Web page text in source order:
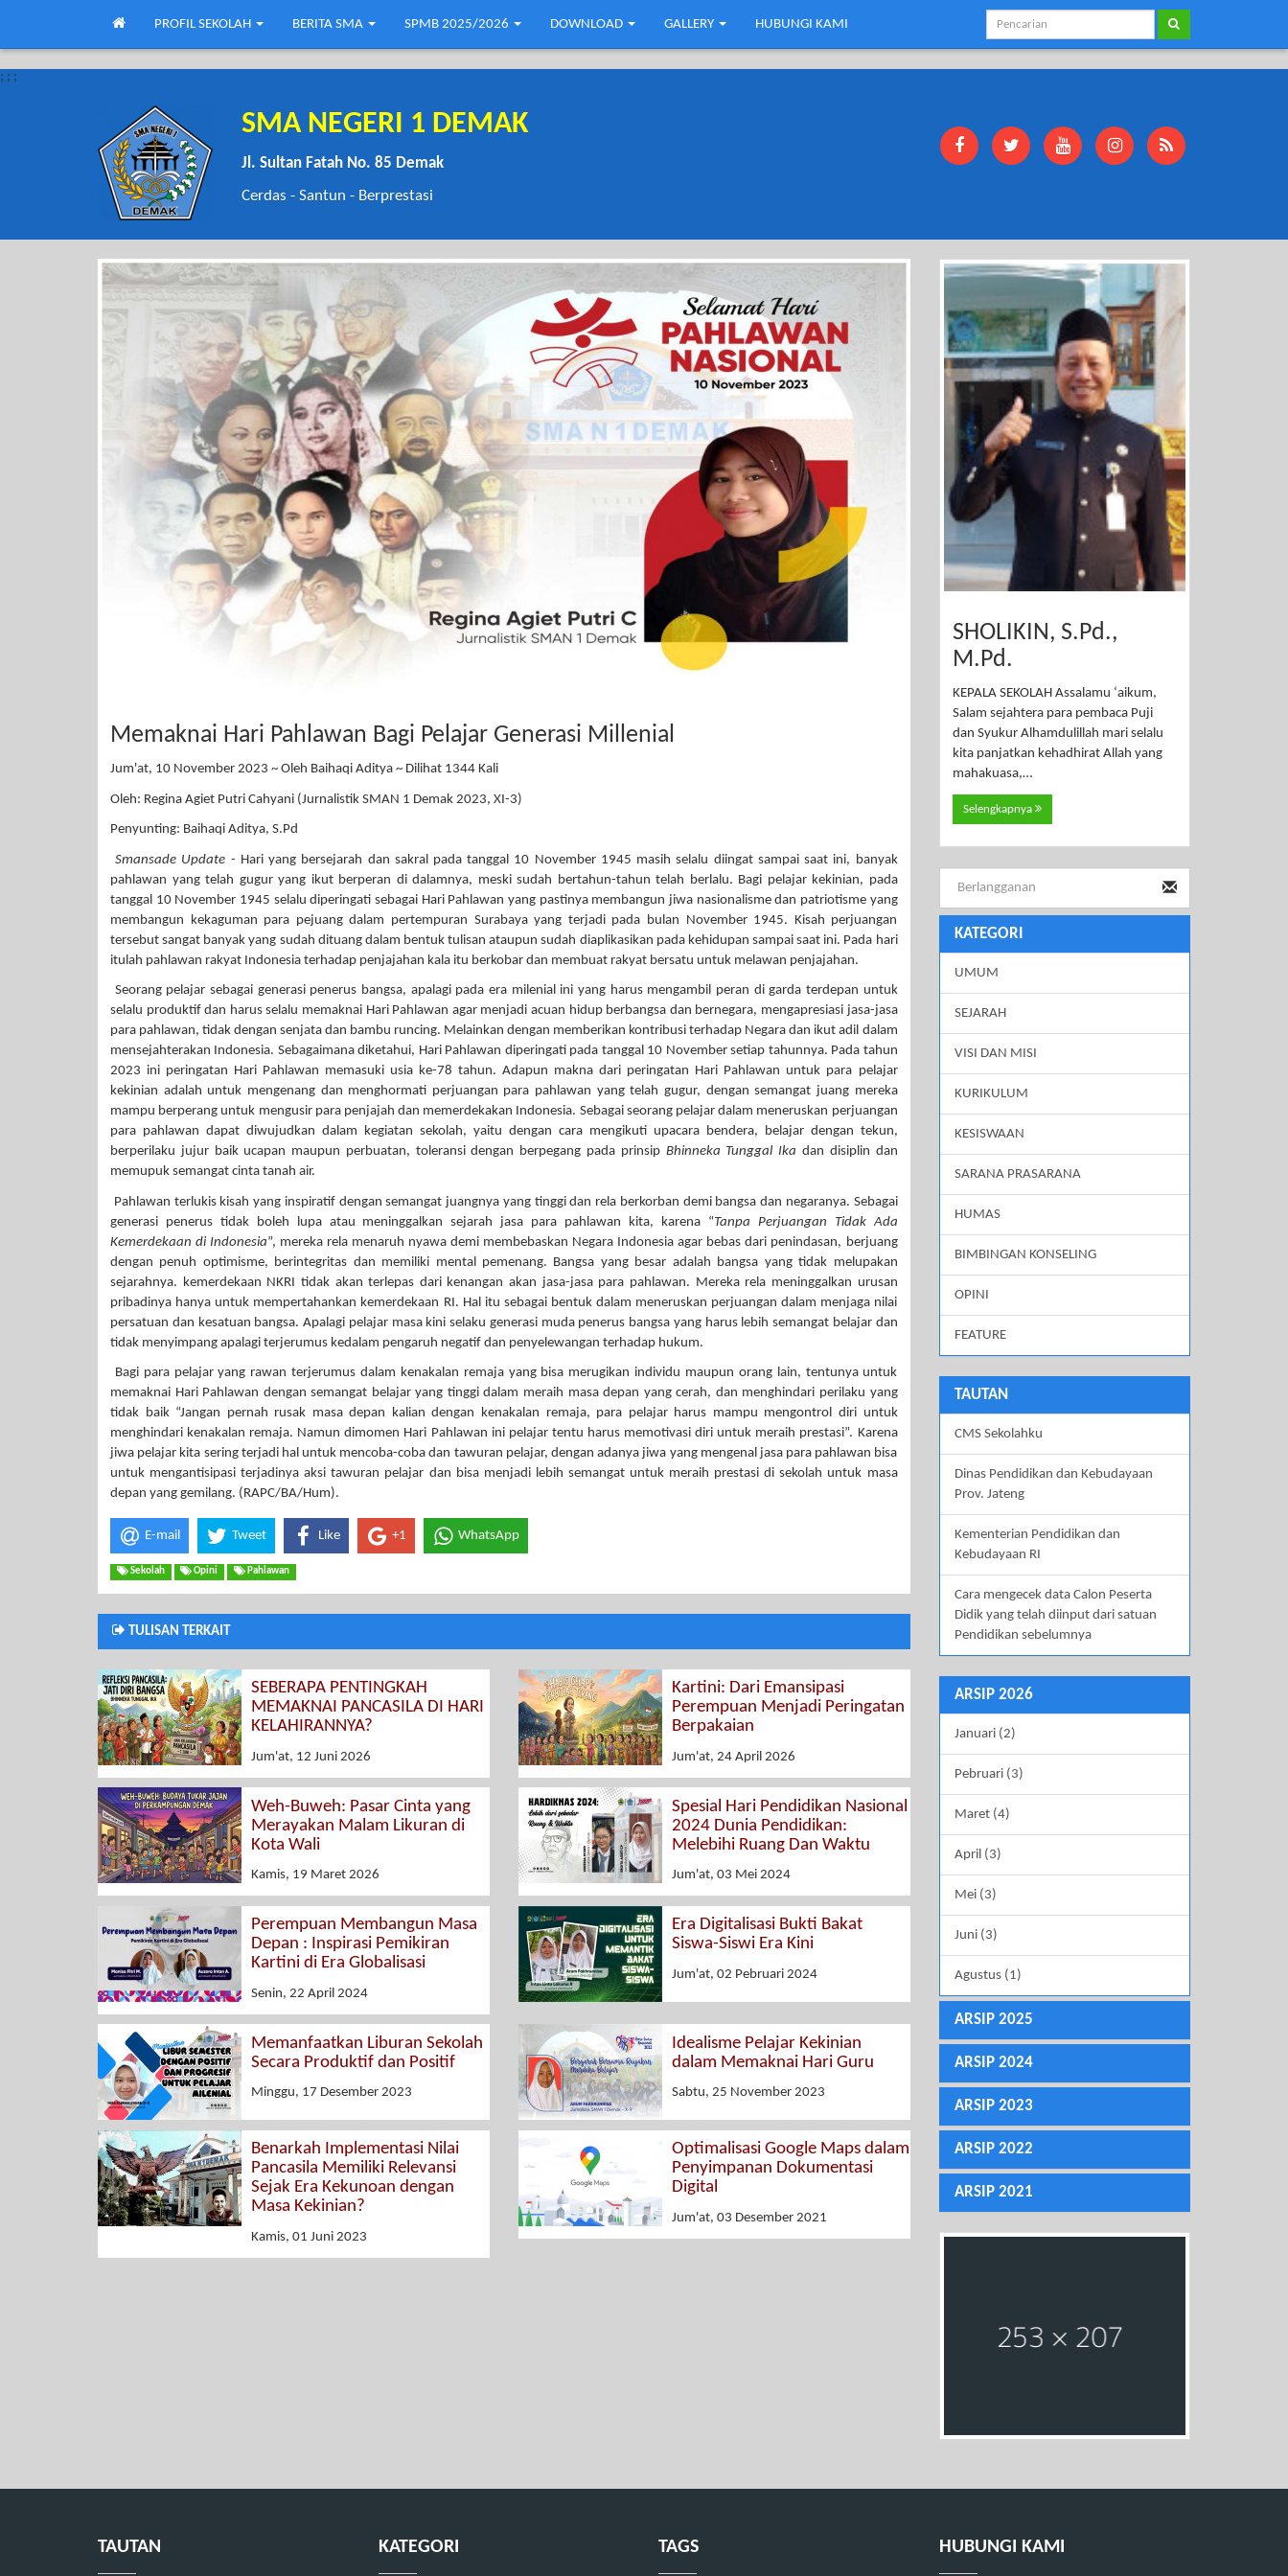
; ; ;
PROFIL SEKOLAH BERITA SMA SPMB 2025/2026 DOWNLOAD GALLERY HUBUNGI KAMI
SMA NEGERI 1 DEMAK
Jl. Sultan Fatah No. 85 Demak
Cerdas - Santun - Berprestasi
Memaknai Hari Pahlawan Bagi Pelajar Generasi Millenial
Jum'at, 10 November 2023 ~ Oleh Baihaqi Aditya ~ Dilihat 1344 Kali
Oleh: Regina Agiet Putri Cahyani (Jurnalistik SMAN 1 Demak 2023, XI-3)
Penyunting: Baihaqi Aditya, S.Pd
Smansade Update - Hari yang bersejarah dan sakral pada tanggal 10 November 1945 masih selalu diingat sampai saat ini, banyak
pahlawan yang telah gugur yang ikut berperan di dalamnya, meski sudah bertahun-tahun telah berlalu. Bagi pelajar kekinian, pada
tanggal 10 November 1945 selalu diperingati sebagai Hari Pahlawan yang pastinya membangun jiwa nasionalisme dan patriotisme yang
membangun kekaguman para pejuang dalam pertempuran Surabaya yang terjadi pada bulan November 1945. Kisah perjuangan
tersebut sangat banyak yang sudah dituang dalam bentuk tulisan ataupun sudah diaplikasikan pada kehidupan sampai saat ini. Pada hari
itulah pahlawan rakyat Indonesia terhadap penjajahan kala itu berkobar dan membuat rakyat bersatu untuk melawan penjajahan.
Seorang pelajar sebagai generasi penerus bangsa, apalagi pada era milenial ini yang harus mengambil peran di garda terdepan untuk
selalu produktif dan harus selalu memaknai Hari Pahlawan agar menjadi acuan hidup berbangsa dan bernegara, mengapresiasi jasa-jasa
para pahlawan, tidak dengan senjata dan bambu runcing. Melainkan dengan memberikan kontribusi terhadap Negara dan ikut adil dalam
mensejahterakan Indonesia. Sebagaimana diketahui, Hari Pahlawan diperingati pada tanggal 10 November setiap tahunnya. Pada tahun
2023 ini peringatan Hari Pahlawan memasuki usia ke-78 tahun. Adapun makna dari peringatan Hari Pahlawan untuk para pelajar
kekinian adalah untuk mengenang dan menghormati perjuangan para pahlawan yang telah gugur, dengan semangat juang mereka
mampu berperang untuk mengusir para penjajah dan memerdekakan Indonesia. Sebagai seorang pelajar dalam meneruskan perjuangan
para pahlawan dapat diwujudkan dalam kegiatan sekolah, yaitu dengan cara mengikuti upacara bendera, belajar dengan tekun,
berperilaku jujur baik ucapan maupun perbuatan, toleransi dengan berpegang pada prinsip Bhinneka Tunggal Ika dan disiplin dan
memupuk semangat cinta tanah air.
Pahlawan terlukis kisah yang inspiratif dengan semangat juangnya yang tinggi dan rela berkorban demi bangsa dan negaranya. Sebagai
generasi penerus tidak boleh lupa atau meninggalkan sejarah jasa para pahlawan kita, karena “Tanpa Perjuangan Tidak Ada
Kemerdekaan di Indonesia”, mereka rela menaruh nyawa demi membebaskan Negara Indonesia agar bebas dari penindasan, berjuang
dengan penuh optimisme, berintegritas dan memiliki mental pemenang. Bangsa yang besar adalah bangsa yang tidak melupakan
sejarahnya. kemerdekaan NKRI tidak akan terlepas dari kenangan akan jasa-jasa para pahlawan. Mereka rela meninggalkan urusan
pribadinya hanya untuk mempertahankan kemerdekaan RI. Hal itu sebagai bentuk dalam meneruskan perjuangan dalam menjaga nilai
persatuan dan kesatuan bangsa. Apalagi pelajar masa kini selaku generasi muda penerus bangsa yang harus lebih semangat belajar dan
tidak menyimpang apalagi terjerumus kedalam pengaruh negatif dan penyelewangan terhadap hukum.
Bagi para pelajar yang rawan terjerumus dalam kenakalan remaja yang bisa merugikan individu maupun orang lain, tentunya untuk
memaknai Hari Pahlawan dengan semangat belajar yang tinggi dalam meraih masa depan yang cerah, dan menghindari perilaku yang
tidak baik “Jangan pernah rusak masa depan kalian dengan kenakalan remaja, para pelajar harus mampu mengontrol diri untuk
menghindari kenakalan remaja. Namun dimomen Hari Pahlawan ini pelajar tentu harus memotivasi diri untuk meraih prestasi”. Karena
jiwa pelajar kita sering terjadi hal untuk mencoba-coba dan tawuran pelajar, dengan adanya jiwa yang mengenal jasa para pahlawan bisa
untuk mengantisipasi terjadinya aksi tawuran pelajar dan bisa menjadi lebih semangat untuk meraih prestasi di sekolah untuk masa
depan yang gemilang. (RAPC/BA/Hum).
E-mail Tweet Like +1 WhatsApp
Sekolah Opini Pahlawan
TULISAN TERKAIT
SEBERAPA PENTINGKAH
MEMAKNAI PANCASILA DI HARI
KELAHIRANNYA?
Jum'at, 12 Juni 2026
Kartini: Dari Emansipasi
Perempuan Menjadi Peringatan
Berpakaian
Jum'at, 24 April 2026
Weh-Buweh: Pasar Cinta yang
Merayakan Malam Likuran di
Kota Wali
Kamis, 19 Maret 2026
Spesial Hari Pendidikan Nasional
2024 Dunia Pendidikan:
Melebihi Ruang Dan Waktu
Jum'at, 03 Mei 2024
Perempuan Membangun Masa
Depan : Inspirasi Pemikiran
Kartini di Era Globalisasi
Senin, 22 April 2024
Era Digitalisasi Bukti Bakat
Siswa-Siswi Era Kini
Jum'at, 02 Pebruari 2024
Memanfaatkan Liburan Sekolah
Secara Produktif dan Positif
Minggu, 17 Desember 2023
Idealisme Pelajar Kekinian
dalam Memaknai Hari Guru
Sabtu, 25 November 2023
Benarkah Implementasi Nilai
Pancasila Memiliki Relevansi
Sejak Era Kekunoan dengan
Masa Kekinian?
Kamis, 01 Juni 2023
Optimalisasi Google Maps dalam
Penyimpanan Dokumentasi
Digital
Jum'at, 03 Desember 2021
SHOLIKIN, S.Pd.,
M.Pd.
KEPALA SEKOLAH Assalamu ‘aikum,
Salam sejahtera para pembaca Puji
dan Syukur Alhamdulillah mari selalu
kita panjatkan kehadhirat Allah yang
mahakuasa,…
Selengkapnya
KATEGORI
UMUM
SEJARAH
VISI DAN MISI
KURIKULUM
KESISWAAN
SARANA PRASARANA
HUMAS
BIMBINGAN KONSELING
OPINI
FEATURE
TAUTAN
CMS Sekolahku
Dinas Pendidikan dan Kebudayaan
Prov. Jateng
Kementerian Pendidikan dan
Kebudayaan RI
Cara mengecek data Calon Peserta
Didik yang telah diinput dari satuan
Pendidikan sebelumnya
ARSIP 2026
Januari (2)
Pebruari (3)
Maret (4)
April (3)
Mei (3)
Juni (3)
Agustus (1)
ARSIP 2025
ARSIP 2024
ARSIP 2023
ARSIP 2022
ARSIP 2021
TAUTAN KATEGORI TAGS HUBUNGI KAMI